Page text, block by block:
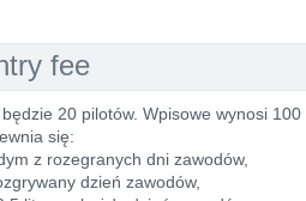
fee
20 pilotów. Wpisowe wynosi 100
się:
z rozegranych dni zawodów,
dzień zawodów,